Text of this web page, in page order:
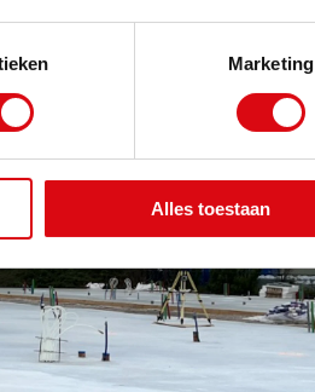
Marketing
Alles toestaan